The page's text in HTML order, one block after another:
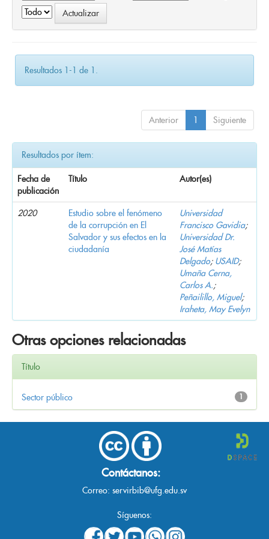
Resultados 1-1 de 1.
Anterior 1 Siguiente
Resultados por ítem:
Fecha de
publicación
Título Autor(es)
2020
Estudio sobre el fenómeno
de la corrupción en El
Salvador y sus efectos en la
ciudadanía
Universidad
Francisco Gavidia;
Universidad Dr.
José Matías
Delgado; USAID;
Umaña Cerna,
Carlos A.;
Peñailillo, Miguel;
Iraheta, May Evelyn
Otras opciones relacionadas
Título
1
Sector público
Contáctanos:
Correo: servirbib@ufg.edu.sv
Síguenos: